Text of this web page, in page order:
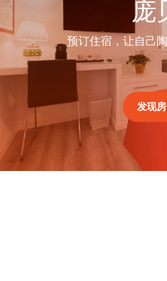
庞
预订住宿，让自己
发现